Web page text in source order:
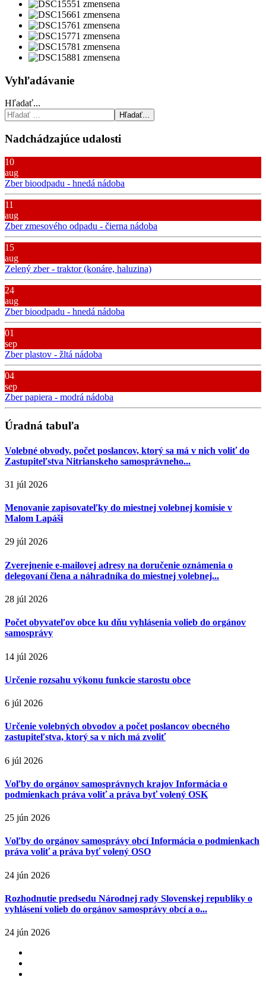
Vyhľadávanie
Hľadať...
Hľadať...
Nadchádzajúce udalosti
10
aug
Zber bioodpadu - hnedá nádoba
11
aug
Zber zmesového odpadu - čierna nádoba
15
aug
Zelený zber - traktor (konáre, haluzina)
24
aug
Zber bioodpadu - hnedá nádoba
01
sep
Zber plastov - žltá nádoba
04
sep
Zber papiera - modrá nádoba
Úradná tabuľa
Volebné obvody, počet poslancov, ktorý sa má v nich voliť do
Zastupiteľstva Nitrianskeho samosprávneho...
31 júl 2026
Menovanie zapisovateľky do miestnej volebnej komisie v
Malom Lapáši
29 júl 2026
Zverejnenie e-mailovej adresy na doručenie oznámenia o
delegovaní člena a náhradníka do miestnej volebnej...
28 júl 2026
Počet obyvateľov obce ku dňu vyhlásenia volieb do orgánov
samosprávy
14 júl 2026
Určenie rozsahu výkonu funkcie starostu obce
6 júl 2026
Určenie volebných obvodov a počet poslancov obecného
zastupiteľstva, ktorý sa v nich má zvoliť
6 júl 2026
Voľby do orgánov samosprávnych krajov Informácia o
podmienkach práva voliť a práva byť volený OSK
25 jún 2026
Voľby do orgánov samosprávy obcí Informácia o podmienkach
práva voliť a práva byť volený OSO
24 jún 2026
Rozhodnutie predsedu Národnej rady Slovenskej republiky o
vyhlásení volieb do orgánov samosprávy obcí a o...
24 jún 2026